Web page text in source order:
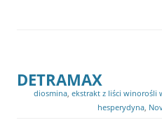
DETRAMAX
diosmina ekstrakt z liści winorośli
hesperydyna